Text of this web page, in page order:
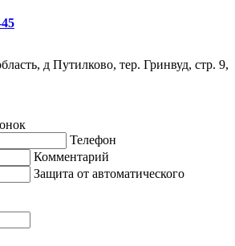
д Путилково, тер. Гринвуд, стр. 9,
Телефон
Комментарий
Защита от автоматического